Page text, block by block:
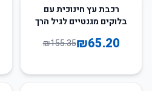
58רכבת עץ חינוכית עם
בלוקים מגנטיים לגיל הרך
₪65.20
₪155.35